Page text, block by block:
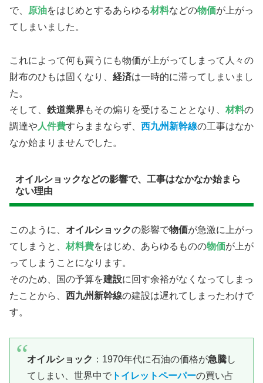
で、
原油をはじめとするあらゆる材料などの物価が上がっ
てしまいました。
これによって何も買うにも物価が上がってしまって人々の
財布のひもは固くなり、 経済は一時的に滞ってしまいまし
た。
そして、 鉄道業界もその煽りを受けることとなり、 材料の
調達や人件費すらままならず、 西九州新幹線の工事はなか
なか始まりませんでした。
​オイルショックなどの影響で、工事はなかなか始まら
ない理由
このように、 オイルショックの影響で​物価が急激に上がっ
てしまうと、 材料費をはじめ、あらゆるものの物価が上が
ってしまうことになります。
そのため、国の予算を建設に回す余裕がなくなってしまっ
たことから、 西九州新幹線の建設は遅れてしまったわけで
す。
オイルショック ：1970年代に石油の価格が急騰し
てしまい、世界中でトイレットペーパーの買い占